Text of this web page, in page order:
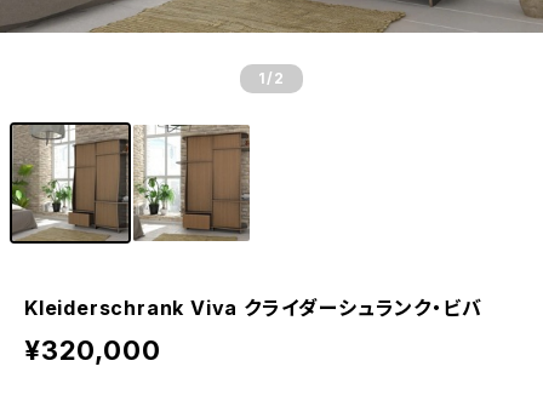
1 /2
Kleiderschrank Viva クライダーシュランク・ビバ
¥320,000